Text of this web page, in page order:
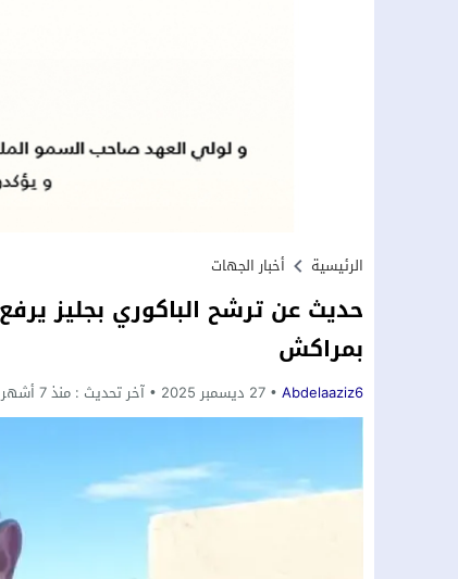
الرئيسية أخبار الجهات
حديث عن ترشح الباكوري بجليز
بمراكش
Abdelaaziz6 27 ديسمبر 2025 آخر تحديث : منذ 7 أشهر